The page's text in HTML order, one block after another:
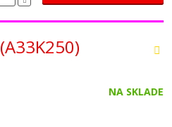
(A33K250)
NA SKLADE